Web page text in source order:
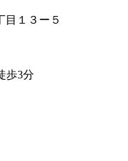
目１３ー５
歩3分